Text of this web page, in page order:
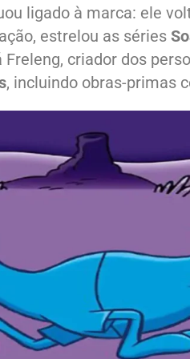
ligado à marca: ele
estrelou as séries
Freleng, criador dos
, incluindo obras-primas